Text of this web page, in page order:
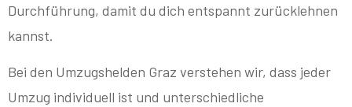
Durchführung, damit du dich entspannt zurücklehnen
kannst.
Bei den Umzugshelden Graz verstehen wir, dass jeder
Umzug individuell ist und unterschiedliche